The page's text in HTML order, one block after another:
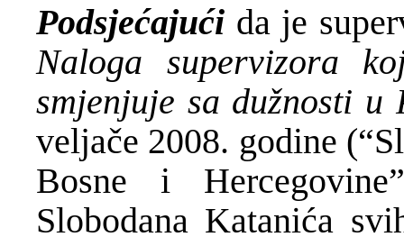
Podsjećajući da je
Naloga supervizora
smjenjuje sa dužnosti
veljače 2008. godine
Bosne i
Slobodana Katanića